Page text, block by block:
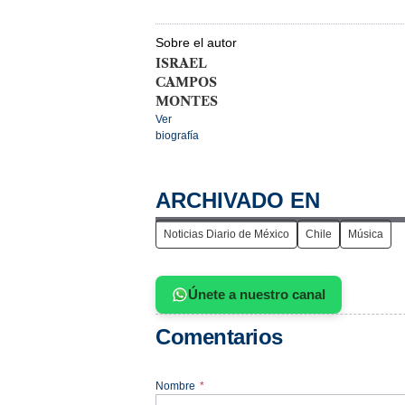
Sobre el autor
ISRAEL
CAMPOS
MONTES
Ver
biografía
ARCHIVADO EN
Noticias Diario de México Chile Música
Únete a nuestro canal
Comentarios
Nombre *